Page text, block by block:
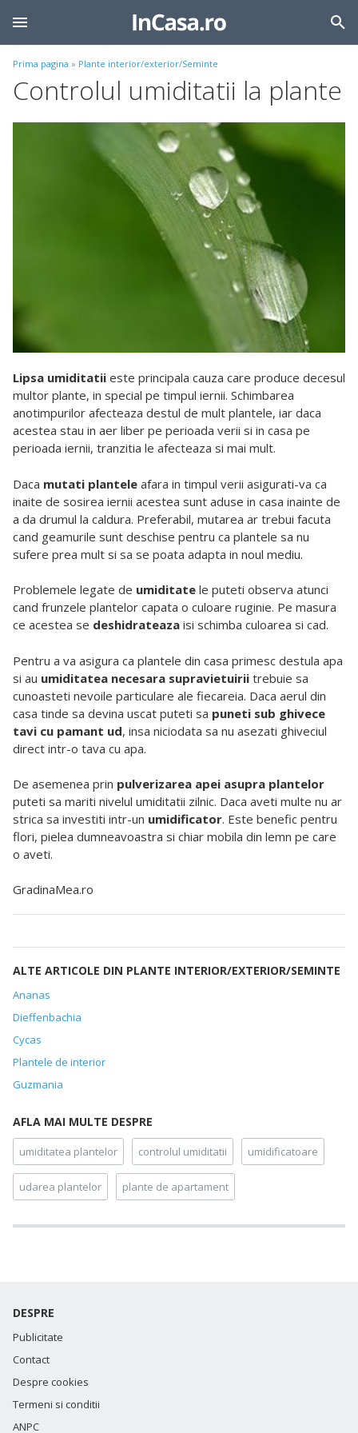
Prima pagina » Plante interior/exterior/Seminte
Controlul umiditatii la plante
Lipsa umiditatii este principala cauza care produce decesul
multor plante, in special pe timpul iernii. Schimbarea
anotimpurilor afecteaza destul de mult plantele, iar daca
acestea stau in aer liber pe perioada verii si in casa pe
perioada iernii, tranzitia le afecteaza si mai mult.
Daca mutati plantele afara in timpul verii asigurati-va ca
inaite de sosirea iernii acestea sunt aduse in casa inainte de
a da drumul la caldura. Preferabil, mutarea ar trebui facuta
cand geamurile sunt deschise pentru ca plantele sa nu
sufere prea mult si sa se poata adapta in noul mediu.
Problemele legate de umiditate le puteti observa atunci
cand frunzele plantelor capata o culoare ruginie. Pe masura
ce acestea se deshidrateaza isi schimba culoarea si cad.
Pentru a va asigura ca plantele din casa primesc destula apa
si au umiditatea necesara supravietuirii trebuie sa
cunoasteti nevoile particulare ale fiecareia. Daca aerul din
casa tinde sa devina uscat puteti sa puneti sub ghivece
tavi cu pamant ud, insa niciodata sa nu asezati ghiveciul
direct intr-o tava cu apa.
De asemenea prin pulverizarea apei asupra plantelor
puteti sa mariti nivelul umiditatii zilnic. Daca aveti multe nu ar
strica sa investiti intr-un umidificator. Este benefic pentru
flori, pielea dumneavoastra si chiar mobila din lemn pe care
o aveti.
GradinaMea.ro
ALTE ARTICOLE DIN PLANTE INTERIOR/EXTERIOR/SEMINTE
Ananas
Dieffenbachia
Cycas
Plantele de interior
Guzmania
AFLA MAI MULTE DESPRE
umiditatea plantelor controlul umiditatii umidificatoare
udarea plantelor plante de apartament
DESPRE
Publicitate
Contact
Despre cookies
Termeni si conditii
ANPC